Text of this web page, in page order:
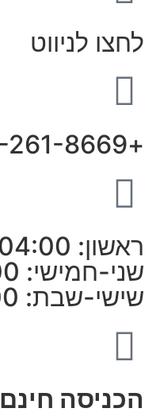
לחצו לניווט
+36-20-261-8669
ראשון: 09:00-04:00
שני-חמישי: 15:00-04:00
שישי-שבת: 15:00-04:00
הכניסה חינם